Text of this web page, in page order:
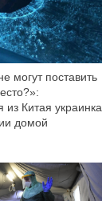
могут поставить
из Китая украинка
домой